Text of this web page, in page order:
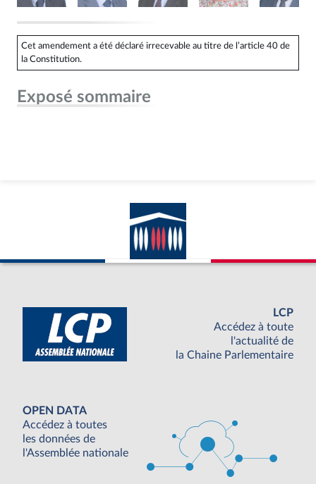
Cet amendement a été déclaré irrecevable au titre de l’article 40 de
la Constitution.
Exposé sommaire
LCP
Accédez à toute
l'actualité de
la Chaine Parlementaire
OPEN DATA
Accédez à toutes
les données de
l'Assemblée nationale